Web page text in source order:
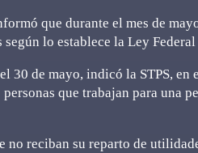
que durante el mes de
lo establece la Ley
30 de mayo, indicó la STPS, en
que trabajan para una
reciban su reparto de